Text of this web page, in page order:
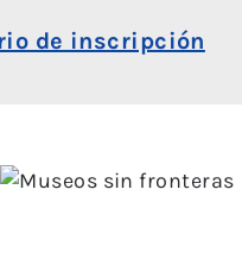
de inscripción